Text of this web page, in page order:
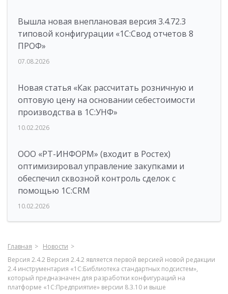
Вышла новая внеплановая версия 3.4.72.3
типовой конфигурации «1C:Свод отчетов 8
ПРОФ»
07.08.2026
Новая статья «Как рассчитать розничную и
оптовую цену на основании себестоимости
производства в 1С:УНФ»
10.02.2026
ООО «РТ-ИНФОРМ» (входит в Ростех)
оптимизировал управление закупками и
обеспечил сквозной контроль сделок с
помощью 1С:CRM
10.02.2026
Главная
Новости
Версия 2.4.2 Версия 2.4.2 является первой версией новой редакции
2.4 инструментария «1С:Библиотека стандартных подсистем»,
который предназначен для разработки конфигураций на
платформе «1С:Предприятие» версии 8.3.10 и выше